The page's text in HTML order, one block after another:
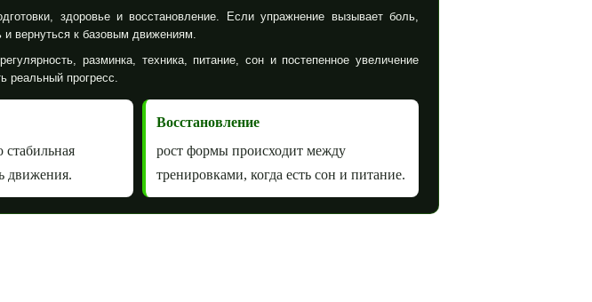
здоровье и восстановление. Если упражнение вызывает боль,
вернуться к базовым движениям.
разминка, техника, питание, сон и постепенное увеличение
реальный прогресс.
движения.
Восстановление
рост формы происходит между
тренировками, когда есть сон и питание.